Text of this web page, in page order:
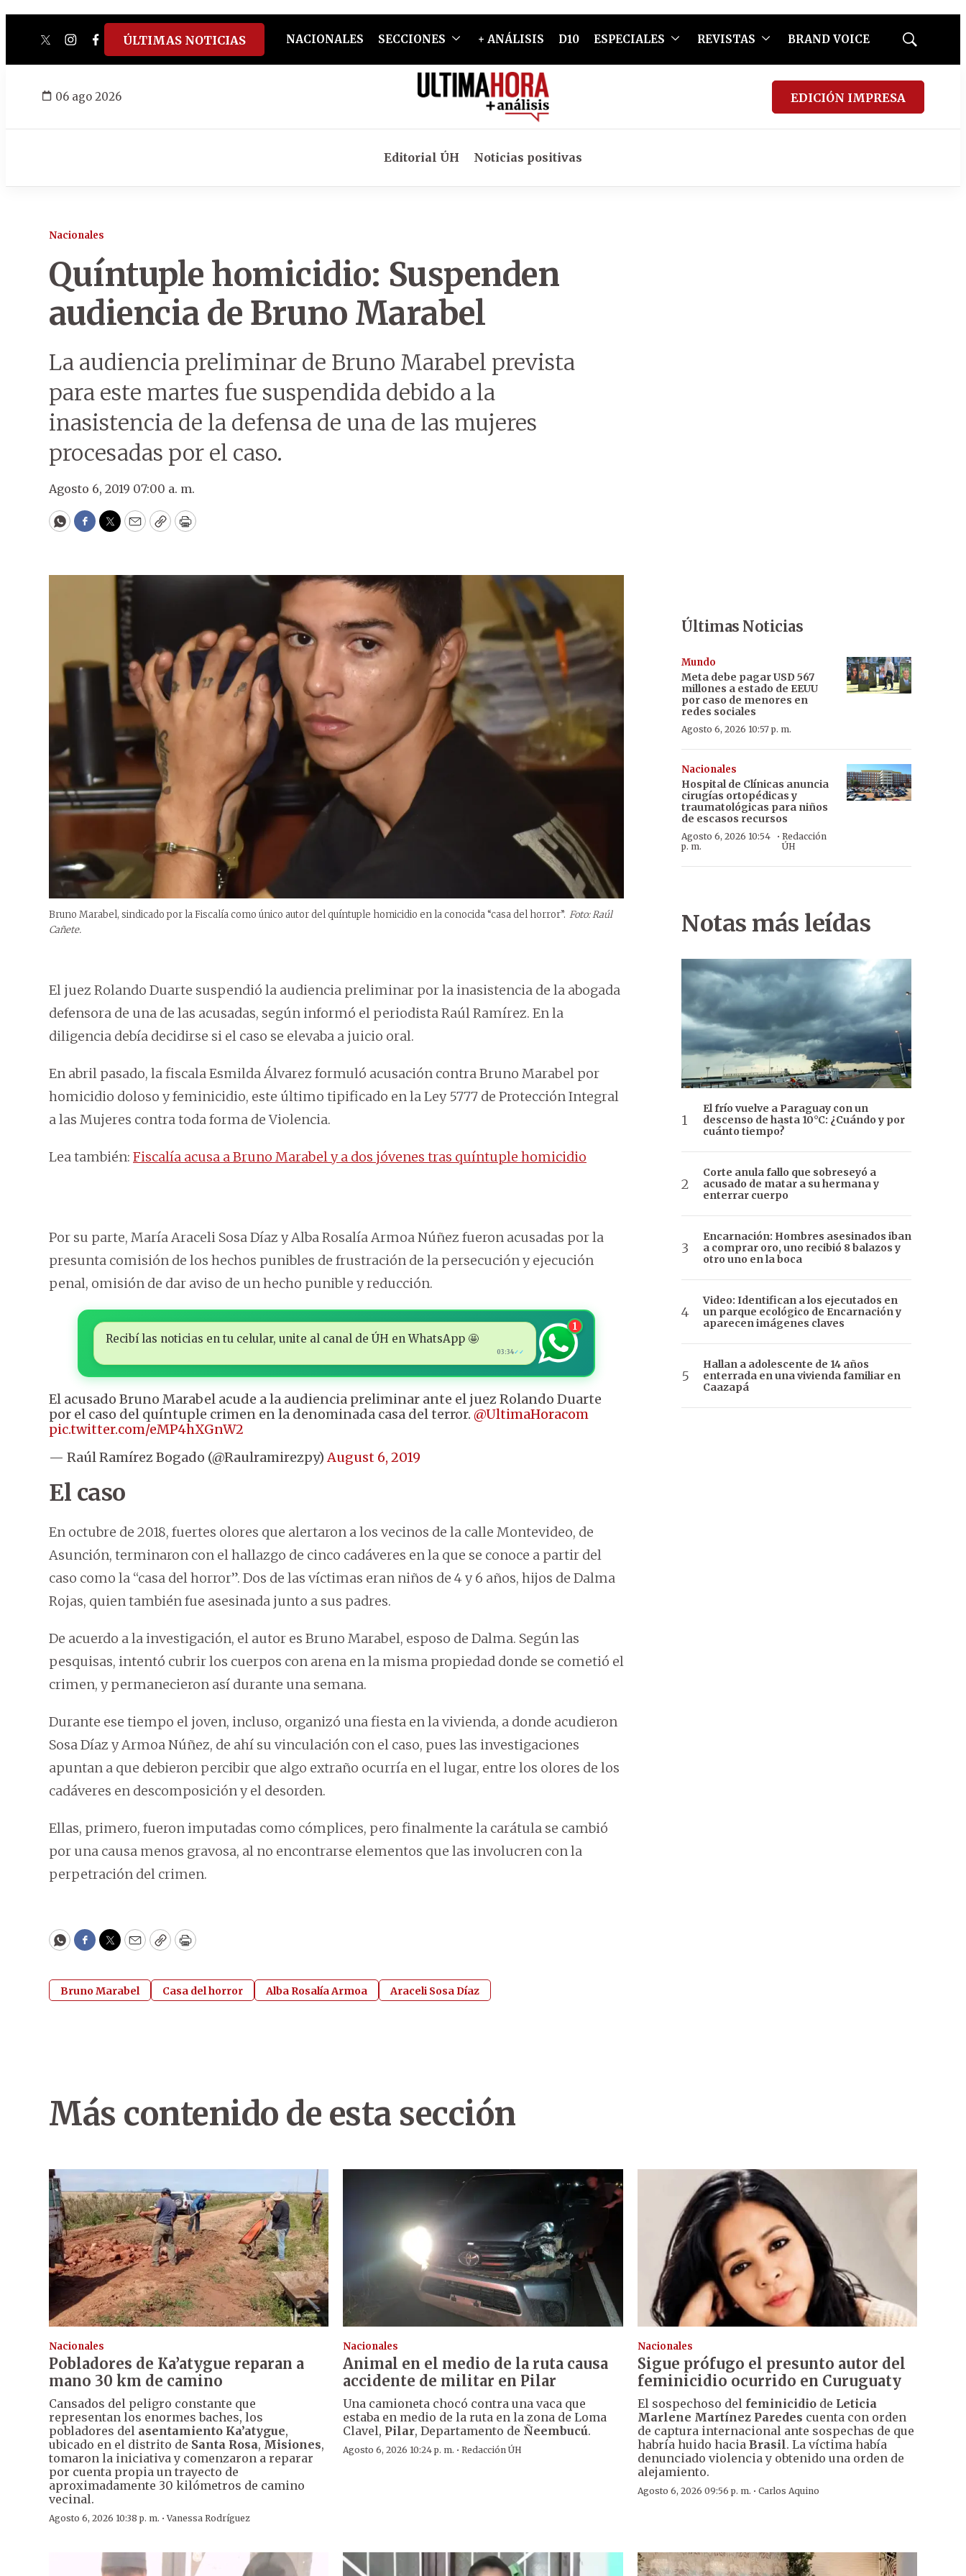
twitterinstagram
facebook
tiktokyoutube
spotify
ÚLTIMAS NOTICIAS NACIONALES SECCIONES + ANÁLISIS D10 ESPECIALES REVISTAS BRAND VOICE
Mostrar
06 ago 2026 EDICIÓN IMPRESA
Editorial ÚH Noticias positivas
Nacionales
Quíntuple homicidio: Suspenden
audiencia de Bruno Marabel
La audiencia preliminar de Bruno Marabel prevista
para este martes fue suspendida debido a la
inasistencia de la defensa de una de las mujeres
procesadas por el caso.
Agosto 6, 2019 07:00 a. m.
WhatsApp
Facebook
Twitter
EmailCopyPrint
Bruno Marabel, sindicado por la Fiscalía como único autor del quíntuple homicidio en la conocida “casa del horror”. Foto: Raúl
Cañete.
El juez Rolando Duarte suspendió la audiencia preliminar por la inasistencia de la abogada
defensora de una de las acusadas, según informó el periodista Raúl Ramírez. En la
diligencia debía decidirse si el caso se elevaba a juicio oral.
En abril pasado, la fiscala Esmilda Álvarez formuló acusación contra Bruno Marabel por
homicidio doloso y feminicidio, este último tipificado en la Ley 5777 de Protección Integral
a las Mujeres contra toda forma de Violencia.
Lea también: Fiscalía acusa a Bruno Marabel y a dos jóvenes tras quíntuple homicidio
Por su parte, María Araceli Sosa Díaz y Alba Rosalía Armoa Núñez fueron acusadas por la
presunta comisión de los hechos punibles de frustración de la persecución y ejecución
penal, omisión de dar aviso de un hecho punible y reducción.
Recibí las noticias en tu celular, unite al canal de ÚH en WhatsApp 🤩
03:34✓✓
1
El acusado Bruno Marabel acude a la audiencia preliminar ante el juez Rolando Duarte
por el caso del quíntuple crimen en la denominada casa del terror. @UltimaHoracom
pic.twitter.com/eMP4hXGnW2
— Raúl Ramírez Bogado (@Raulramirezpy)August 6, 2019
El caso
En octubre de 2018, fuertes olores que alertaron a los vecinos de la calle Montevideo, de
Asunción, terminaron con el hallazgo de cinco cadáveres en la que se conoce a partir del
caso como la “casa del horror”. Dos de las víctimas eran niños de 4 y 6 años, hijos de Dalma
Rojas, quien también fue asesinada junto a sus padres.
De acuerdo a la investigación, el autor es Bruno Marabel, esposo de Dalma. Según las
pesquisas, intentó cubrir los cuerpos con arena en la misma propiedad donde se cometió el
crimen, y permanecieron así durante una semana.
Durante ese tiempo el joven, incluso, organizó una fiesta en la vivienda, a donde acudieron
Sosa Díaz y Armoa Núñez, de ahí su vinculación con el caso, pues las investigaciones
apuntan a que debieron percibir que algo extraño ocurría en el lugar, entre los olores de los
cadáveres en descomposición y el desorden.
Ellas, primero, fueron imputadas como cómplices, pero finalmente la carátula se cambió
por una causa menos gravosa, al no encontrarse elementos que las involucren con la
perpetración del crimen.
WhatsApp
Facebook
Twitter
EmailCopyPrint
Bruno Marabel Casa del horror Alba Rosalía Armoa Araceli Sosa Díaz
Últimas Noticias
Mundo
Meta debe pagar USD 567
millones a estado de EEUU
por caso de menores en
redes sociales
Agosto 6, 2026 10:57 p. m.
Nacionales
Hospital de Clínicas anuncia
cirugías ortopédicas y
traumatológicas para niños
de escasos recursos
Agosto 6, 2026 10:54
p. m.
· Redacción
ÚH
Notas más leídas
El frío vuelve a Paraguay con un
descenso de hasta 10°C: ¿Cuándo y por
cuánto tiempo?
Corte anula fallo que sobreseyó a
acusado de matar a su hermana y
enterrar cuerpo
Encarnación: Hombres asesinados iban
a comprar oro, uno recibió 8 balazos y
otro uno en la boca
Video: Identifican a los ejecutados en
un parque ecológico de Encarnación y
aparecen imágenes claves
Hallan a adolescente de 14 años
enterrada en una vivienda familiar en
Caazapá
Más contenido de esta sección
Nacionales
Pobladores de Ka’atygue reparan a
mano 30 km de camino
Cansados del peligro constante que
representan los enormes baches, los
pobladores del asentamiento Ka’atygue,
ubicado en el distrito de Santa Rosa, Misiones,
tomaron la iniciativa y comenzaron a reparar
por cuenta propia un trayecto de
aproximadamente 30 kilómetros de camino
vecinal.
Agosto 6, 2026 10:38 p. m. ·Vanessa Rodríguez
Nacionales
Animal en el medio de la ruta causa
accidente de militar en Pilar
Una camioneta chocó contra una vaca que
estaba en medio de la ruta en la zona de Loma
Clavel, Pilar, Departamento de Ñeembucú.
Agosto 6, 2026 10:24 p. m. ·Redacción ÚH
Nacionales
Sigue prófugo el presunto autor del
feminicidio ocurrido en Curuguaty
El sospechoso del feminicidiode Leticia
Marlene Martínez Paredes cuenta con orden
de captura internacional ante sospechas de que
habría huido hacia Brasil. La víctima había
denunciado violencia y obtenido una orden de
alejamiento.
Agosto 6, 2026 09:56 p. m. · Carlos Aquino